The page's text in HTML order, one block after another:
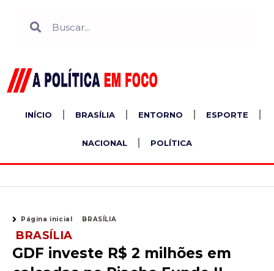
INÍCIO BRASÍLIA ENTORNO ESPORTE
NACIONAL POLÍTICA
Página inicial BRASÍLIA
BRASÍLIA
GDF investe R$ 2 milhões em